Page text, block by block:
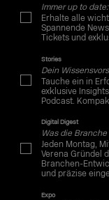
Immer up to
Erhalte alle
Spannende
Tickets und
Stories
Dein
Tauche ein in
exklusive
Podcast.
Digital Digest
Was die
Jeden Montag,
Verena Gründel
Branchen-
und präzise
Expo